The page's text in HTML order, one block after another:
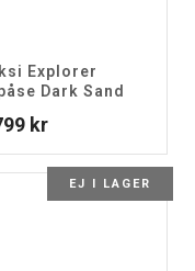
Explorer
Dark Sand
kr
EJ I LAGER